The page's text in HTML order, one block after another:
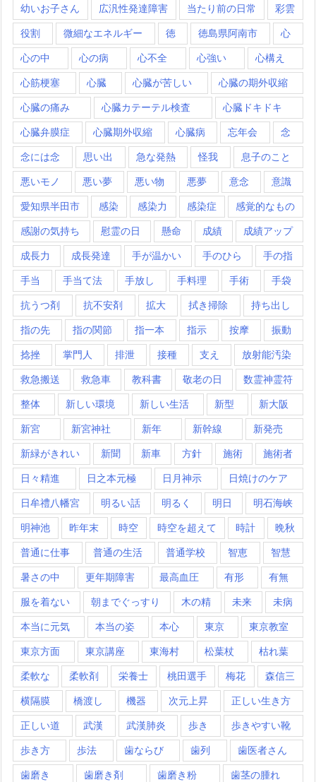
幼いお子さん 広汎性発達障害 当たり前の日常 彩雲
役割 微細なエネルギー 徳 徳島県阿南市 心
心の中 心の病 心不全 心強い 心構え
心筋梗塞 心臓 心臓が苦しい 心臓の期外収縮
心臓の痛み 心臓カテーテル検査 心臓ドキドキ
心臓弁膜症 心臓期外収縮 心臓病 忘年会 念
念には念 思い出 急な発熱 怪我 息子のこと
悪いモノ 悪い夢 悪い物 悪夢 意念 意識
愛知県半田市 感染 感染力 感染症 感覚的なもの
感謝の気持ち 慰霊の日 懸命 成績 成績アップ
成長力 成長発達 手が温かい 手のひら 手の指
手当 手当て法 手放し 手料理 手術 手袋
抗うつ剤 抗不安剤 拡大 拭き掃除 持ち出し
指の先 指の関節 指一本 指示 按摩 振動
捻挫 掌門人 排泄 接種 支え 放射能汚染
救急搬送 救急車 教科書 敬老の日 数霊神霊符
整体 新しい環境 新しい生活 新型 新大阪
新宮 新宮神社 新年 新幹線 新発売
新緑がきれい 新聞 新車 方針 施術 施術者
日々精進 日之本元極 日月神示 日焼けのケア
日牟禮八幡宮 明るい話 明るく 明日 明石海峡
明神池 昨年末 時空 時空を超えて 時計 晩秋
普通に仕事 普通の生活 普通学校 智恵 智慧
暑さの中 更年期障害 最高血圧 有形 有無
服を着ない 朝までぐっすり 木の精 未来 未病
本当に元気 本当の姿 本心 東京 東京教室
東京方面 東京講座 東海村 松葉杖 枯れ葉
柔軟な 柔軟剤 栄養士 桃田選手 梅花 森信三
横隔膜 橋渡し 機器 次元上昇 正しい生き方
正しい道 武漢 武漢肺炎 歩き 歩きやすい靴
歩き方 歩法 歯ならび 歯列 歯医者さん
歯磨き 歯磨き剤 歯磨き粉 歯茎の腫れ